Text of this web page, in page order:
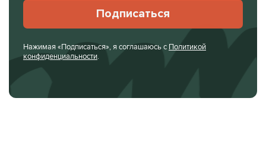
Подписаться
Нажимая «Подписаться», я соглашаюсь с Политикой
конфиденциальности.